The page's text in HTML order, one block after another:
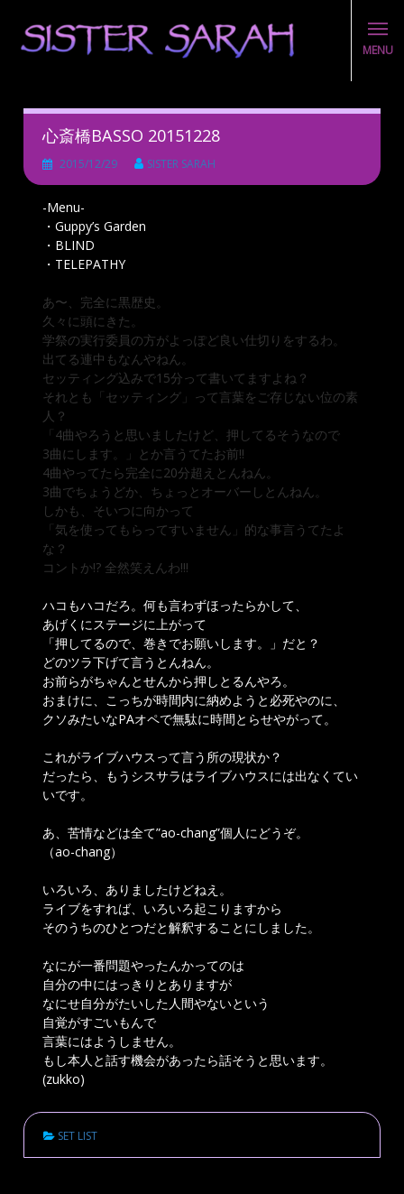
content
MENU
心斎橋BASSO 20151228
2015/12/29 SISTER SARAH
-Menu-
・Guppy’s Garden
・BLIND
・TELEPATHY
あ〜、完全に黒歴史。
久々に頭にきた。
学祭の実行委員の方がよっぽど良い仕切りをするわ。
出てる連中もなんやねん。
セッティング込みで15分って書いてますよね？
それとも「セッティング」って言葉をご存じない位の素
人？
「4曲やろうと思いましたけど、押してるそうなので
3曲にします。」とか言うてたお前!!
4曲やってたら完全に20分超えとんねん。
3曲でちょうどか、ちょっとオーバーしとんねん。
しかも、そいつに向かって
「気を使ってもらってすいません」的な事言うてたよ
な？
コントか!? 全然笑えんわ!!!
ハコもハコだろ。何も言わずほったらかして、
あげくにステージに上がって
「押してるので、巻きでお願いします。」だと？
どのツラ下げて言うとんねん。
お前らがちゃんとせんから押しとるんやろ。
おまけに、こっちが時間内に納めようと必死やのに、
クソみたいなPAオペで無駄に時間とらせやがって。
これがライブハウスって言う所の現状か？
だったら、もうシスサラはライブハウスには出なくてい
いです。
あ、苦情などは全て”ao-chang”個人にどうぞ。
（ao-chang）
いろいろ、ありましたけどねえ。
ライブをすれば、いろいろ起こりますから
そのうちのひとつだと解釈することにしました。
なにが一番問題やったんかってのは
自分の中にはっきりとありますが
なにせ自分がたいした人間やないという
自覚がすごいもんで
言葉にはようしません。
もし本人と話す機会があったら話そうと思います。
(zukko)
SET LIST